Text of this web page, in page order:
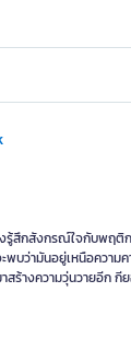
งรู้สึกสังกรณ์ใจกับพฤ
บว่ามันอยู่เหนือความ
สร้างความวุ่นวายอีก กี